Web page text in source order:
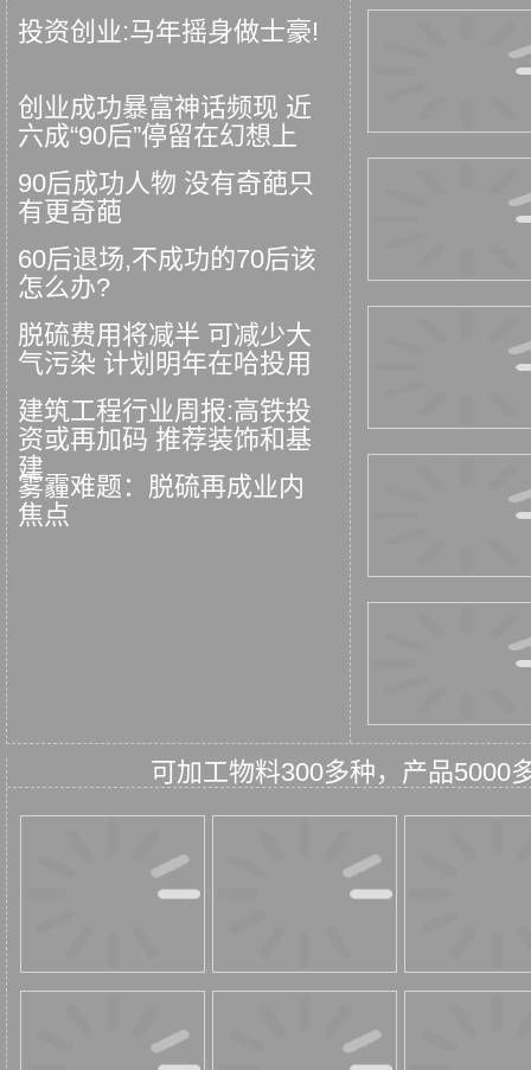
投资创业:马年摇身做士豪!
创业成功暴富神话频现 近
六成“90后”停留在幻想上
90后成功人物 没有奇葩只
有更奇葩
60后退场,不成功的70后该
怎么办?
脱硫费用将减半 可减少大
气污染 计划明年在哈投用
建筑工程行业周报:高铁投
资或再加码 推荐装饰和基
建
雾霾难题：脱硫再成业内
焦点
可加工物料300多种，产品5000